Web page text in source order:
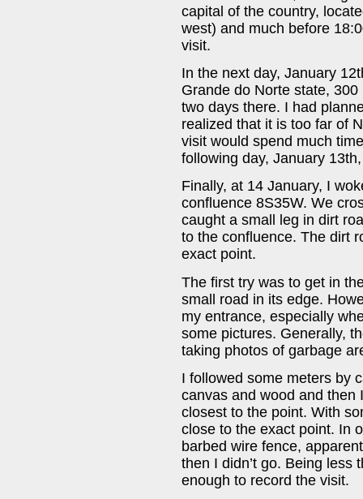
capital of the country,
west) and much before
visit.
In the next day, January
Grande do Norte state,
two days there. I had
realized that it is too far of
visit would spend much
following day, January
Finally, at 14 January, I
confluence 8S35W. We
caught a small leg in dirt
to the confluence. The dirt
exact point.
The first try was to get in
small road in its edge.
my entrance, especially
some pictures. Generally,
taking photos of garbage
I followed some meters by
canvas and wood and then
closest to the point. With
close to the exact point. In
barbed wire fence,
then I didn’t go. Being less
enough to record the visit.